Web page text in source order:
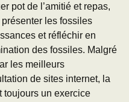
pot de l’amitié et repas,
les fossiles
et réfléchir en
des fossiles. Malgré
les meilleurs
de sites internet, la
toujours un exercice